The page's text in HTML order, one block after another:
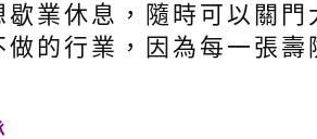
歇業休息，隨時可以關
的行業，因為每一張